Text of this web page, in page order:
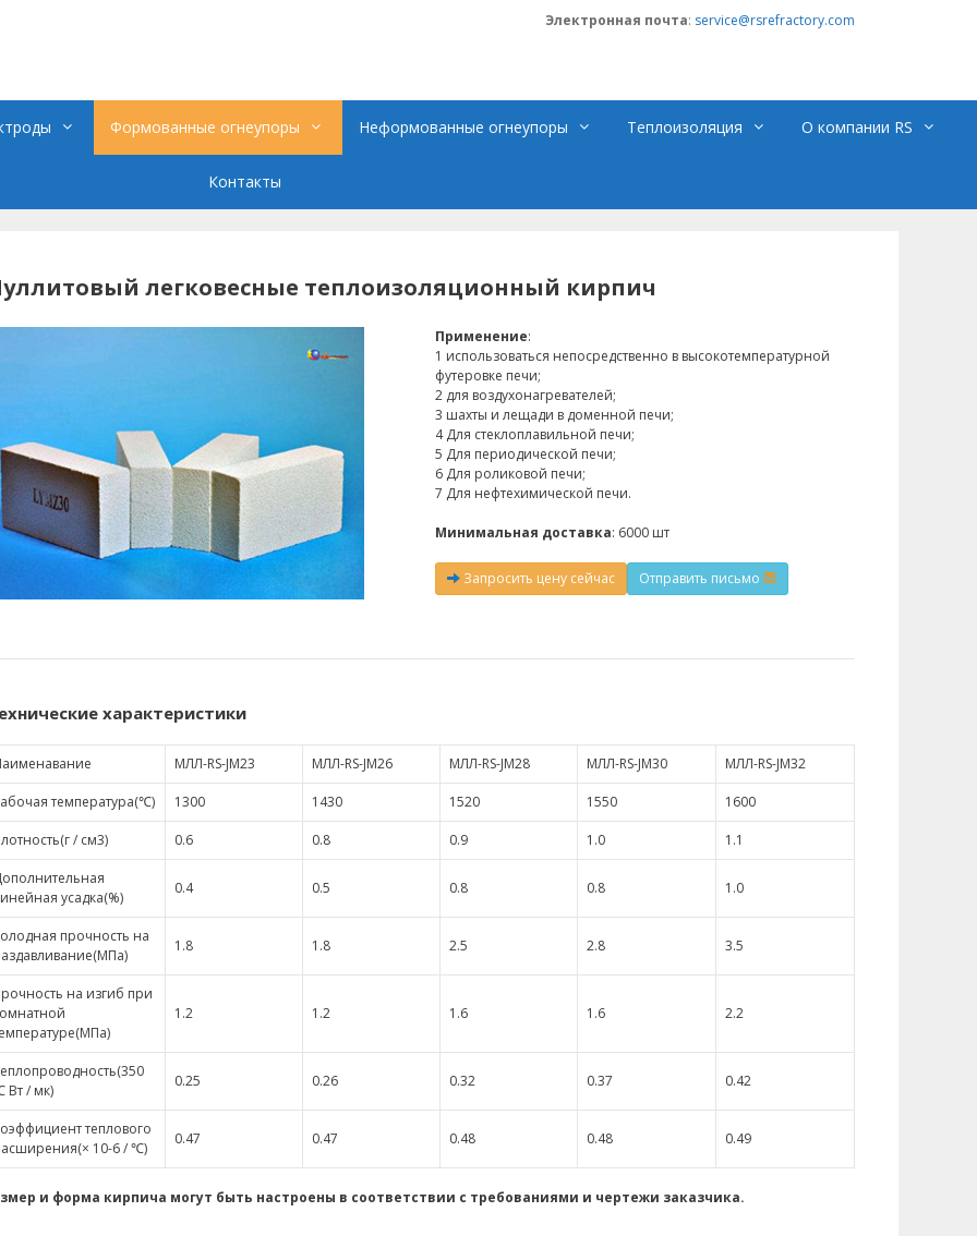
Электронная почта: service@rsrefractory.com
Формованные огнеупоры Неформованные огнеупоры Теплоизоляция О компании RS
Контакты
легковесные теплоизоляционный кирпич
Применение:
1 использоваться непосредственно в высокотемпературной
футеровке печи;
2 для воздухонагревателей;
3 шахты и лещади в доменной печи;
4 Для стеклоплавильной печи;
5 Для периодической печи;
6 Для роликовой печи;
7 Для нефтехимической печи.
Минимальная доставка: 6000 шт
Запросить цену сейчас Отправить письмо
характеристики
МЛЛ-RS-JМ23 МЛЛ-RS-JМ26 МЛЛ-RS-JМ28 МЛЛ-RS-JМ30 МЛЛ-RS-JМ32
температура(℃) 1300 1430 1520 1550 1600
/ см3) 0.6 0.8 0.9 1.0 1.1
усадка(%)
0.4 0.5 0.8 0.8 1.0
прочность на
1.8 1.8 2.5 2.8 3.5
на изгиб при
1.2 1.2 1.6 1.6 2.2
Вт / мк)
0.25 0.26 0.32 0.37 0.42
теплового
10-6 / ℃)
0.47 0.47 0.48 0.48 0.49
и форма кирпича могут быть настроены в соответствии с требованиями и чертежи заказчика.